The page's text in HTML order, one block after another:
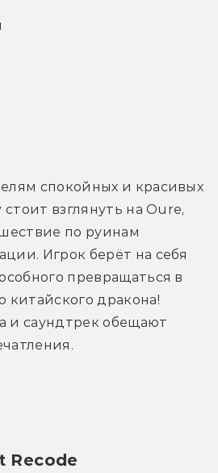
спокойных и красивых
взглянуть на Oure,
по руинам
Игрок берёт на себя
превращаться в
китайского дракона!
и саундтрек обещают
Recode